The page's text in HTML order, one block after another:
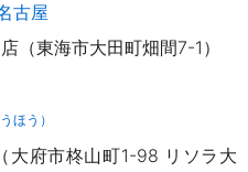
古屋
（東海市大田町畑間7-1）
ほう）
大府市柊山町1-98 リソラ大